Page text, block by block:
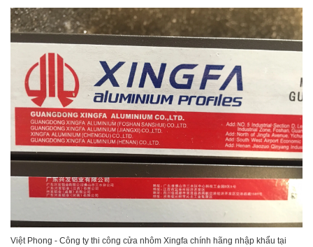
Việt Phong - Công ty thi công cửa nhôm Xingfa chính hãng nhập khẩu tại